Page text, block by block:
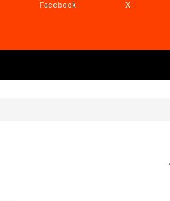
Facebook X